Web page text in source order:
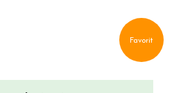
Favorit